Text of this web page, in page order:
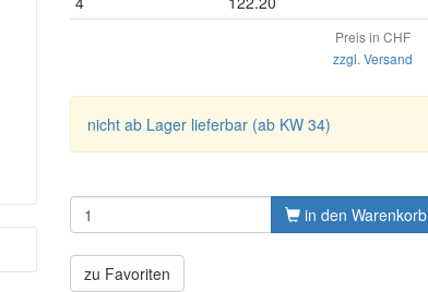
Preis in CHF
zzgl. Versand
nicht ab Lager lieferbar (ab KW 34)
in den Warenkorb
zu Favoriten